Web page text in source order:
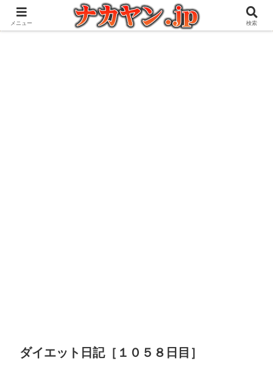
アウトドアとガジェット好きな管理人の愉快な日々を綴るブログ
ダイエット日記［１０５８日目］
メニュー 検索